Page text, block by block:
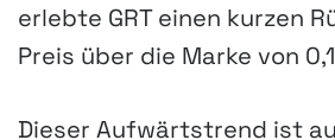
erlebte GRT einen kurzen
Preis über die Marke von
Dieser Aufwärtstrend ist